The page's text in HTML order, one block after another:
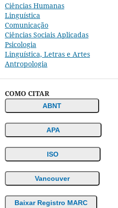
Ciências Humanas
Linguística
Comunicação
Ciências Sociais Aplicadas
Psicologia
Linguística, Letras e Artes
Antropologia
COMO CITAR
ABNT
APA
ISO
Vancouver
Baixar Registro MARC